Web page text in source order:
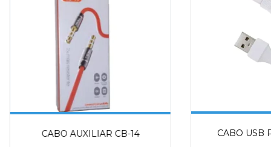
CABO AUXILIAR CB-14 CABO USB